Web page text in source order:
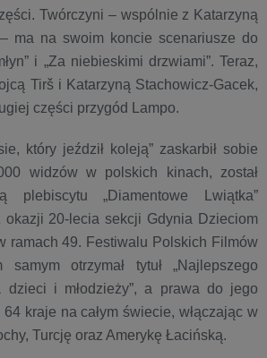
Twórczyni – wspólnie z Katarzyną
ma na swoim koncie scenariusze do
i „Za niebieskimi drzwiami”. Teraz,
Tirš i Katarzyną Stachowicz-Gacek,
części przygód Lampo.
który jeździł koleją” zaskarbił sobie
widzów w polskich kinach, został
plebiscytu „Diamentowe Lwiątka”
okazji 20-lecia sekcji Gdynia Dzieciom
ramach 49. Festiwalu Polskich Filmów
otrzymał tytuł „Najlepszego
dzieci i młodzieży”, a prawa do jego
kraje na całym świecie, włączając w
Turcję oraz Amerykę Łacińską.